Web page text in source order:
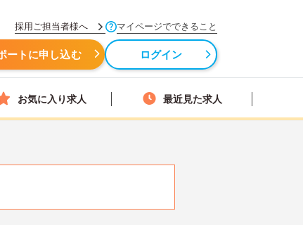
採用ご担当者様へ マイページでできること
ートに申し込む ログイン
お気に入り求人 最近見た求人